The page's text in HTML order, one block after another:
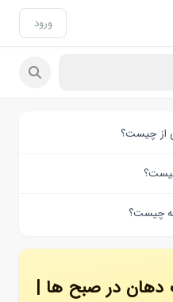
ورود
از چیست؟
چیست؟
دهان در صبح ها |